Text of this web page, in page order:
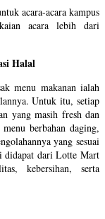
acara-acara kampus
acara lebih dari
Halal
menu makanan ialah
Untuk itu, setiap
yang masih fresh dan
berbahan daging,
yang sesuai
didapat dari Lotte Mart
kebersihan, serta